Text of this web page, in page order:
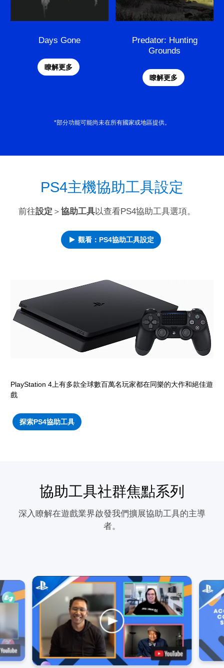
Days Gone
瞭解更多
Predator: Hunting
Grounds
瞭解更多
*部分功能可能尚未在所有國家或地區提供。
PS4主機協助工具設定
前往設定 ＞ 協助工具以查看PS4協助工具選項。
觀看：PS4協助工具設定
PlayStation 4上有多款全球數百萬名玩家都在同樂的大作和絕佳遊
戲
探索PS4協助工具
協助工具社群焦點系列
深入瞭解在遊戲業界啟發我們擴展協助工具的主導
者。